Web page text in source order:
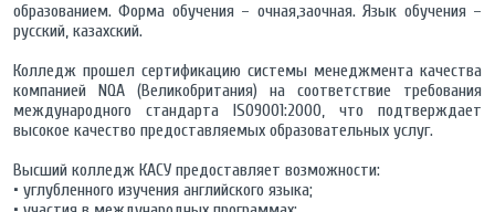
образованием. Форма обучения – очная,заочная. Язык обучения –
русский, казахский.
Колледж прошел сертификацию системы менеджмента качества
компанией NQA (Великобритания) на соответствие требования
международного стандарта ISO9001:2000, что подтверждает
высокое качество предоставляемых образовательных услуг.
Высший колледж КАСУ предоставляет возможности:
• углубленного изучения английского языка;